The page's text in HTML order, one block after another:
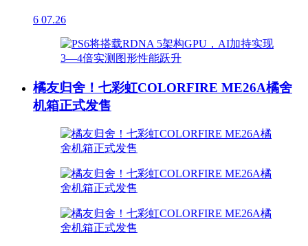
6 07.26
橘友归舍！七彩虹COLORFIRE ME26A橘舍
机箱正式发售